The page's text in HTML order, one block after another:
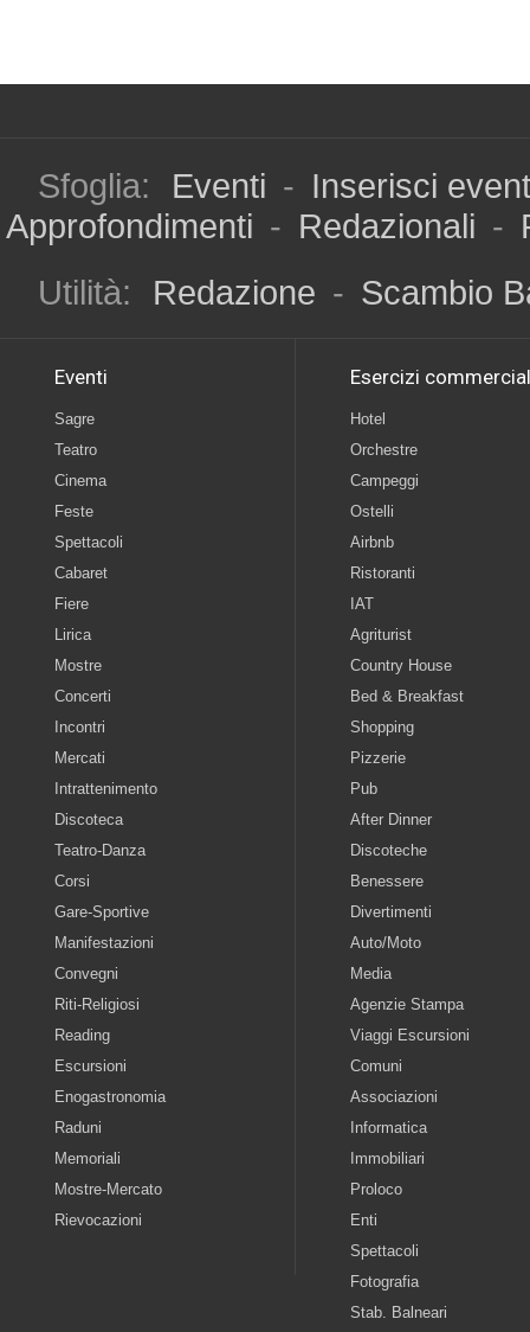
Sfoglia: Eventi - Inserisci
Approfondimenti - Redazionali -
Utilità:
Redazione - Scambio
Eventi
Sagre
Teatro
Cinema
Feste
Spettacoli
Cabaret
Fiere
Lirica
Mostre
Concerti
Incontri
Mercati
Intrattenimento
Discoteca
Teatro-Danza
Corsi
Gare-Sportive
Manifestazioni
Convegni
Riti-Religiosi
Reading
Escursioni
Enogastronomia
Raduni
Memoriali
Mostre-Mercato
Rievocazioni
Esercizi
Hotel
Orchestre
Campeggi
Ostelli
Airbnb
Ristoranti
IAT
Agriturist
Country House
Bed & Breakfast
Shopping
Pizzerie
Pub
After Dinner
Discoteche
Benessere
Divertimenti
Auto/Moto
Media
Agenzie Stampa
Viaggi Escursioni
Comuni
Associazioni
Informatica
Immobiliari
Proloco
Enti
Spettacoli
Fotografia
Stab. Balneari